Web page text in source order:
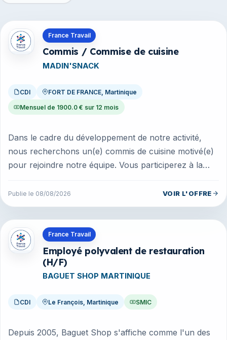
France Travail
Commis / Commise de cuisine
MADIN'SNACK
CDI FORT DE FRANCE, Martinique
Mensuel de 1900.0 € sur 12 mois
Dans le cadre du développement de notre activité,
nous recherchons un(e) commis de cuisine motivé(e)
pour rejoindre notre équipe. Vous participerez à la
Publie le 08/08/2026 VOIR L'OFFRE
Offres en Martinique
France Travail
Employé polyvalent de restauration
(H/F)
BAGUET SHOP MARTINIQUE
CDI Le François, Martinique SMIC
Depuis 2005, Baguet Shop s'affiche comme l'un des
Offres en Martinique